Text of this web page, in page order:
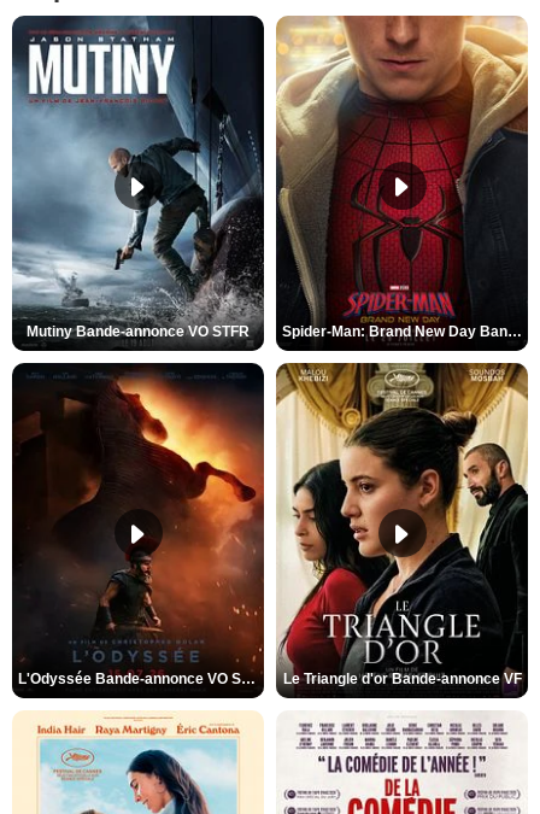
Mutiny Bande-annonce VO STFR Spider-Man: Brand New Day Bande-annonce VO STFR
L'Odyssée Bande-annonce VO STFR Le Triangle d'or Bande-annonce VF